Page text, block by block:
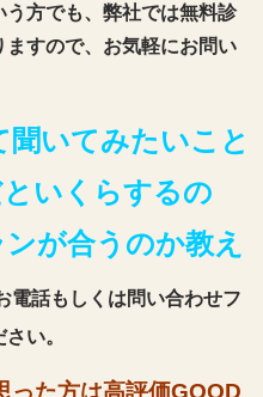
方でも、弊社では無料診
すので、お気軽にお問い
聞いてみたいこと
いくらするの
が合うのか教え
電話もしくは問い合わせフ
い。
った方は高評価GOOD